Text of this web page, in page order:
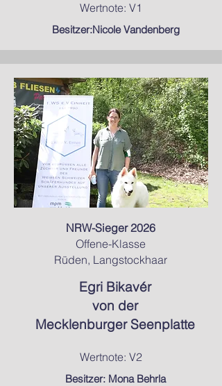
Wertnote: V1
Besitzer:Nicole Vandenberg
NRW-Sieger 2026
Offene-Klasse
Rüden, Langstockhaar
Egri Bikavér
von der
Mecklenburger Seenplatte
Wertnote: V2
Besitzer: Mona Behrla